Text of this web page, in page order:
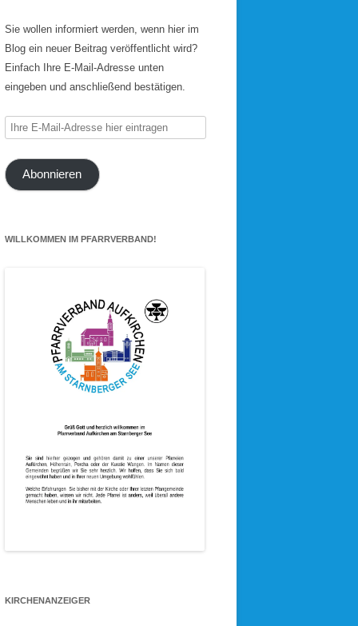
Sie wollen informiert werden, wenn hier im
Blog ein neuer Beitrag veröffentlicht wird?
Einfach Ihre E-Mail-Adresse unten
eingeben und anschließend bestätigen.
Ihre
E-
Mail-
Adresse
Abonnieren
WILLKOMMEN IM PFARRVERBAND!
KIRCHENANZEIGER